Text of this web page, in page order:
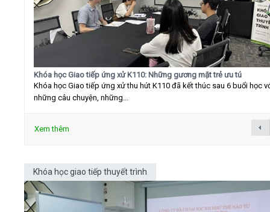
Khóa học Giao tiếp ứng xử K110: Những gương mặt trẻ ưu tú
Khóa học Giao tiếp ứng xử thu hút K110 đã kết thúc sau 6 buổi học
những câu chuyện, những...
Xem thêm
Khóa học giao tiếp thuyết trình